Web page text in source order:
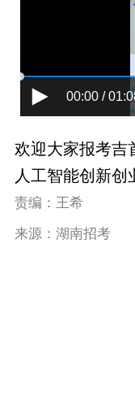
00:00 /
欢迎大家报考吉
人工智能创新创
责编：王希
来源：湖南招考